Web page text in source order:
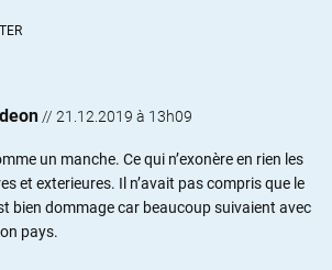
// 21.12.2019 à 13h09
un manche. Ce qui n’exonère en rien les
et exterieures. Il n’avait pas compris que le
bien dommage car beaucoup suivaient avec
pays.